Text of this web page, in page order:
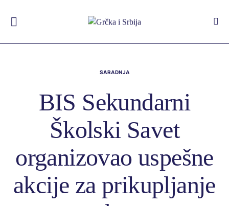
SARADNJA
BIS Sekundarni
Školski Savet
organizovao uspešne
akcije za prikupljanje